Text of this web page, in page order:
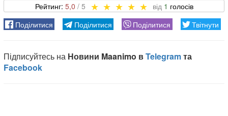
5,0 1